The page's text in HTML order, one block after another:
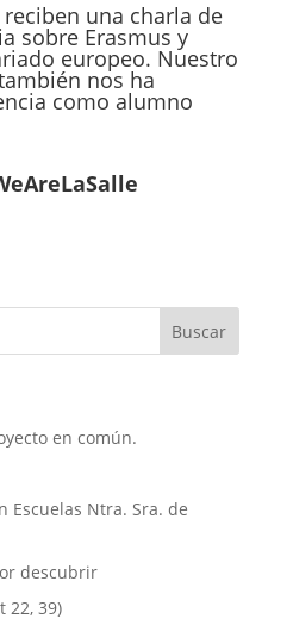
una charla de
sobre Erasmus y
europeo. Nuestro
nos ha
como alumno
en común.
Escuelas Ntra. Sra. de
descubrir
22, 39)